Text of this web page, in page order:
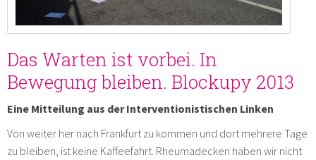
Das Warten ist vorbei. In
Bewegung bleiben. Blockupy 2013
Eine Mitteilung aus der Interventionistischen Linken
Von weiter her nach Frankfurt zu kommen und dort mehrere Tage
zu bleiben, ist keine Kaffeefahrt. Rheumadecken haben wir nicht